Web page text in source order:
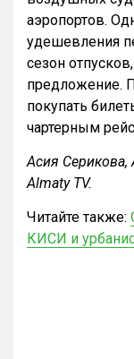
аэропортов.
удешевления
сезон
предложение.
покупать
чартерным
Асия Серикова,
Almaty TV.
Читайте также:
КИСИ и